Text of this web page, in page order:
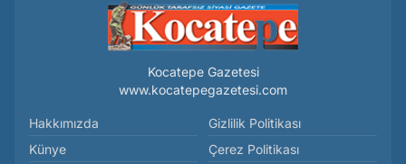
Kocatepe Gazetesi
www.kocatepegazetesi.com
Hakkımızda
Künye
Gizlilik Politikası
Çerez Politikası